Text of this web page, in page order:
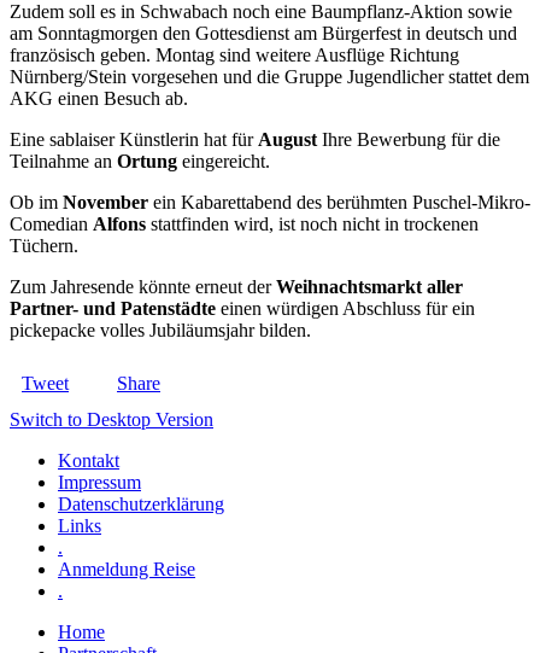
Zudem soll es in Schwabach noch eine Baumpflanz-Aktion sowie
am Sonntagmorgen den Gottesdienst am Bürgerfest in deutsch und
französisch geben. Montag sind weitere Ausflüge Richtung
Nürnberg/Stein vorgesehen und die Gruppe Jugendlicher stattet dem
AKG einen Besuch ab.
Eine sablaiser Künstlerin hat für August Ihre Bewerbung für die
Teilnahme an Ortung eingereicht.
Ob im November ein Kabarettabend des berühmten Puschel-Mikro-
Comedian Alfons stattfinden wird, ist noch nicht in trockenen
Tüchern.
Zum Jahresende könnte erneut derWeihnachtsmarkt aller
Partner- und Patenstädte einen würdigen Abschluss für ein
pickepacke volles Jubiläumsjahr bilden.
Tweet
Share
Switch to Desktop Version
Kontakt
Impressum
Datenschutzerklärung
Links
.
Anmeldung Reise
.
Home